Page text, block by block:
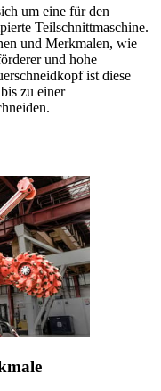
um eine für den
Teilschnittmaschine.
und Merkmalen, wie
und hohe
ist diese
zu einer